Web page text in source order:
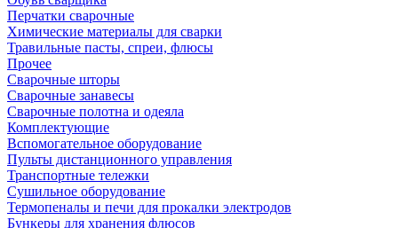
Перчатки сварочные
Химические материалы для сварки
Травильные пасты, спреи, флюсы
Прочее
Сварочные шторы
Сварочные занавесы
Сварочные полотна и одеяла
Комплектующие
Вспомогательное оборудование
Пульты дистанционного управления
Транспортные тележки
Сушильное оборудование
Термопеналы и печи для прокалки электродов
Бункеры для хранения флюсов